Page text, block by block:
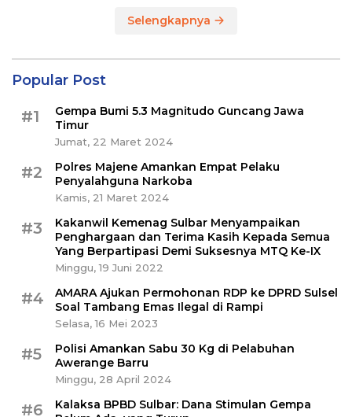
Selengkapnya
Popular Post
#1
Gempa Bumi 5.3 Magnitudo Guncang Jawa
Timur
Jumat, 22 Maret 2024
#2
Polres Majene Amankan Empat Pelaku
Penyalahguna Narkoba
Kamis, 21 Maret 2024
#3
Kakanwil Kemenag Sulbar Menyampaikan
Penghargaan dan Terima Kasih Kepada Semua
Yang Berpartipasi Demi Suksesnya MTQ Ke-IX
Minggu, 19 Juni 2022
#4
AMARA Ajukan Permohonan RDP ke DPRD Sulsel
Soal Tambang Emas Ilegal di Rampi
Selasa, 16 Mei 2023
#5
Polisi Amankan Sabu 30 Kg di Pelabuhan
Awerange Barru
Minggu, 28 April 2024
#6
Kalaksa BPBD Sulbar: Dana Stimulan Gempa